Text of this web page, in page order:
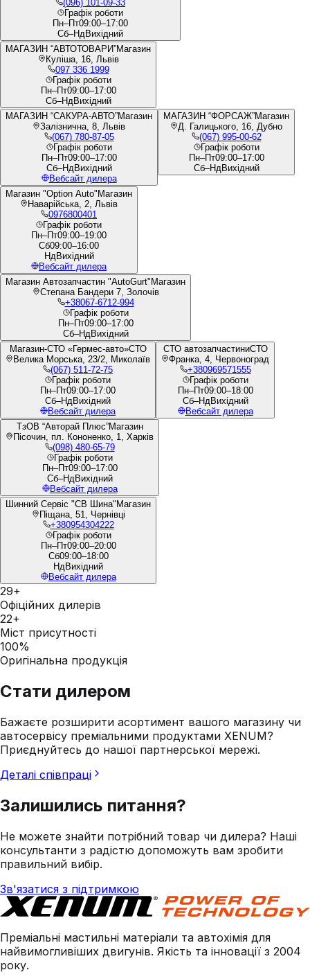
(096) 101-09-33
Графік роботи
Пн–Пт09:00–17:00
Сб–НдВихідний
МАГАЗИН “АВТОТОВАРИ”Магазин
Куліша, 16, Львів
097 336 1999
Графік роботи
Пн–Пт09:00–17:00
Сб–НдВихідний
МАГАЗИН “САКУРА-АВТО”Магазин
Залізнична, 8, Львів
(067) 780-87-05
Графік роботи
Пн–Пт09:00–17:00
Сб–НдВихідний
Вебсайт дилера
МАГАЗИН “ФОРСАЖ”Магазин
Д. Галицького, 16, Дубно
(067) 995-00-62
Графік роботи
Пн–Пт09:00–17:00
Сб–НдВихідний
Магазин "Option Auto" Магазин
Наварійська, 2, Львів
0976800401
Графік роботи
Пн–Пт09:00–19:00
Сб09:00–16:00
НдВихідний
Вебсайт дилера
Магазин Автозапчастин "AutoGurt" Магазин
Степана Бандери 7, Золочів
+38067-6712-994
Графік роботи
Пн–Пт09:00–17:00
Сб–НдВихідний
Магазин-СТО «Гермес-авто»СТО
Велика Морська, 23/2, Миколаїв
(067) 511-72-75
Графік роботи
Пн–Пт09:00–17:00
Сб–НдВихідний
Вебсайт дилера
СТО автозапчастиниСТО
Франка, 4, Червоноград
+380969571555
Графік роботи
Пн–Пт09:00–18:00
Сб–НдВихідний
Вебсайт дилера
ТзОВ “Авторай Плюс”Магазин
Пісочин, пл. Кононенко, 1, Харків
(098) 480-65-79
Графік роботи
Пн–Пт09:00–17:00
Сб–НдВихідний
Вебсайт дилера
Шинний Сервіс "СВ Шина" Магазин
Піщана, 51, Чернівці
+380954304222
Графік роботи
Пн–Пт09:00–20:00
Сб09:00–18:00
НдВихідний
Вебсайт дилера
29+
Офіційних дилерів
22+
Міст присутності
100%
Оригінальна продукція
Стати дилером
Бажаєте розширити асортимент вашого магазину чи
автосервісу преміальними продуктами XENUM?
Приєднуйтесь до нашої партнерської мережі.
Деталі співпраці
Залишились питання?
Не можете знайти потрібний товар чи дилера? Наші
консультанти з радістю допоможуть вам зробити
правильний вибір.
Зв'язатися з підтримкою
Преміальні мастильні матеріали та автохімія для
найвимогливіших двигунів. Якість та інновації з 2004
року.